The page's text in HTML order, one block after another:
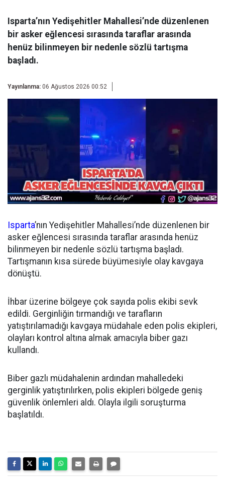
Isparta’nın Yedişehitler Mahallesi’nde düzenlenen
bir asker eğlencesi sırasında taraflar arasında
henüz bilinmeyen bir nedenle sözlü tartışma
başladı.
Yayınlanma: 06 Ağustos 2026 00:52
Isparta’nın Yedişehitler Mahallesi’nde düzenlenen bir
asker eğlencesi sırasında taraflar arasında henüz
bilinmeyen bir nedenle sözlü tartışma başladı.
Tartışmanın kısa sürede büyümesiyle olay kavgaya
dönüştü.
İhbar üzerine bölgeye çok sayıda polis ekibi sevk
edildi. Gerginliğin tırmandığı ve tarafların
yatıştırılamadığı kavgaya müdahale eden polis ekipleri,
olayları kontrol altına almak amacıyla biber gazı
kullandı.
Biber gazlı müdahalenin ardından mahalledeki
gerginlik yatıştırılırken, polis ekipleri bölgede geniş
güvenlik önlemleri aldı. Olayla ilgili soruşturma
başlatıldı.